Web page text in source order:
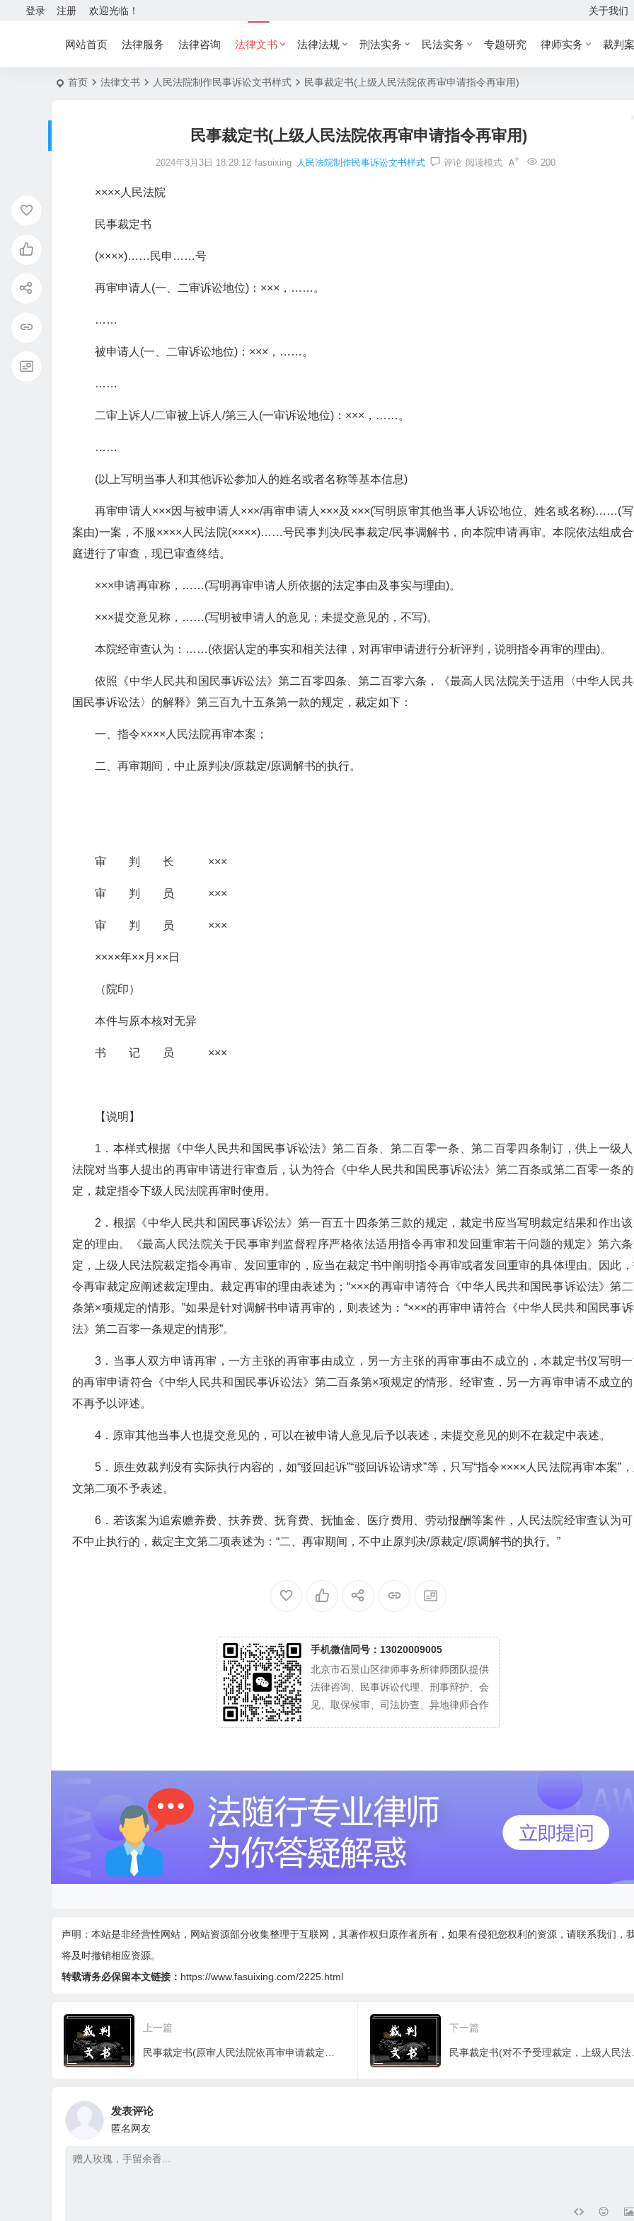
欢迎光临！
登录 注册 关于我们
网站首页 法律服务 法律咨询 法律文书 法律法规 刑法实务 民法实务 专题研究 律师实务 裁判
首页 法律文书 人民法院制作民事诉讼文书样式 民事裁定书(上级人民法院依再审申请指令再审用)
民事裁定书(上级人民法院依再审申请指令再审用)
2024年3月3日 18:29:12 fasuixing 人民法院制作民事诉讼文书样式 评论 200
阅读模式
××××人民法院
民事裁定书
(××××)……民申……号
再审申请人(一、二审诉讼地位)：×××，……。
……
被申请人(一、二审诉讼地位)：×××，……。
……
二审上诉人/二审被上诉人/第三人(一审诉讼地位)：×××，……。
……
(以上写明当事人和其他诉讼参加人的姓名或者名称等基本信息)
再审申请人×××因与被申请人×××/再审申请人×××及×××(写明原审其他当事人诉讼地位、姓名或名称)……(写
案由)一案，不服××××人民法院(××××)……号民事判决/民事裁定/民事调解书，向本院申请再审。本院依法组成
庭进行了审查，现已审查终结。
×××申请再审称，……(写明再审申请人所依据的法定事由及事实与理由)。
×××提交意见称，……(写明被申请人的意见；未提交意见的，不写)。
本院经审查认为：……(依据认定的事实和相关法律，对再审申请进行分析评判，说明指令再审的理由)。
依照《中华人民共和国民事诉讼法》第二百零四条、第二百零六条，《最高人民法院关于适用〈中华人民
国民事诉讼法〉的解释》第三百九十五条第一款的规定，裁定如下：
一、指令××××人民法院再审本案；
二、再审期间，中止原判决/原裁定/原调解书的执行。
审 判 长 ×××
审 判 员 ×××
审 判 员 ×××
××××年××月××日
（院印）
本件与原本核对无异
书 记 员 ×××
【说明】
1．本样式根据《中华人民共和国民事诉讼法》第二百条、第二百零一条、第二百零四条制订，供上一级
法院对当事人提出的再审申请进行审查后，认为符合《中华人民共和国民事诉讼法》第二百条或第二百零一条
定，裁定指令下级人民法院再审时使用。
2．根据《中华人民共和国民事诉讼法》第一百五十四条第三款的规定，裁定书应当写明裁定结果和作出
定的理由。《最高人民法院关于民事审判监督程序严格依法适用指令再审和发回重审若干问题的规定》第六
定，上级人民法院裁定指令再审、发回重审的，应当在裁定书中阐明指令再审或者发回重审的具体理由。因此
令再审裁定应阐述裁定理由。裁定再审的理由表述为；“×××的再审申请符合《中华人民共和国民事诉讼法》第
条第×项规定的情形。”如果是针对调解书申请再审的，则表述为：“×××的再审申请符合《中华人民共和国民事
法》第二百零一条规定的情形”。
3．当事人双方申请再审，一方主张的再审事由成立，另一方主张的再审事由不成立的，本裁定书仅写明
的再审申请符合《中华人民共和国民事诉讼法》第二百条第×项规定的情形。经审查，另一方再审申请不成立的
不再予以评述。
4．原审其他当事人也提交意见的，可以在被申请人意见后予以表述，未提交意见的则不在裁定中表述。
5．原生效裁判没有实际执行内容的，如“驳回起诉”“驳回诉讼请求”等，只写“指令××××人民法院再审本案”
文第二项不予表述。
6．若该案为追索赡养费、扶养费、抚育费、抚恤金、医疗费用、劳动报酬等案件，人民法院经审查认为可
不中止执行的，裁定主文第二项表述为：“二、再审期间，不中止原判决/原裁定/原调解书的执行。”
手机微信同号：13020009005
北京市石景山区律师事务所律师团队提供
法律咨询、民事诉讼代理、刑事辩护、会
见、取保候审、司法协查、异地律师合作
声明：本站是非经营性网站，网站资源部分收集整理于互联网，其著作权归原作者所有，如果有侵犯您权利的资源，请联系我们，
将及时撤销相应资源。
转载请务必保留本文链接： https://www.fasuixing.com/2225.html
上一篇
民事裁定书(原审人民法院依再审申请裁定再审用)
下一篇
民事裁定
发表评论
匿名网友